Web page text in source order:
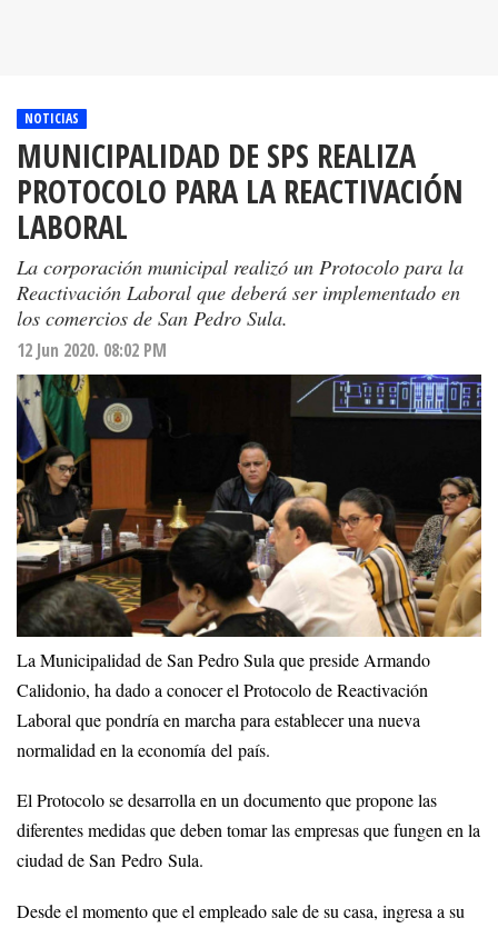
NOTICIAS
MUNICIPALIDAD DE SPS REALIZA
PROTOCOLO PARA LA REACTIVACIÓN
LABORAL
La corporación municipal realizó un Protocolo para la
Reactivación Laboral que deberá ser implementado en
los comercios de San Pedro Sula.
12 Jun 2020. 08:02 PM
La Municipalidad de San Pedro Sula que preside Armando
Calidonio, ha dado a conocer el Protocolo de Reactivación
Laboral que pondría en marcha para establecer una nueva
normalidad en la economía del país.
El Protocolo se desarrolla en un documento que propone las
diferentes medidas que deben tomar las empresas que fungen en la
ciudad de San Pedro Sula.
Desde el momento que el empleado sale de su casa, ingresa a su